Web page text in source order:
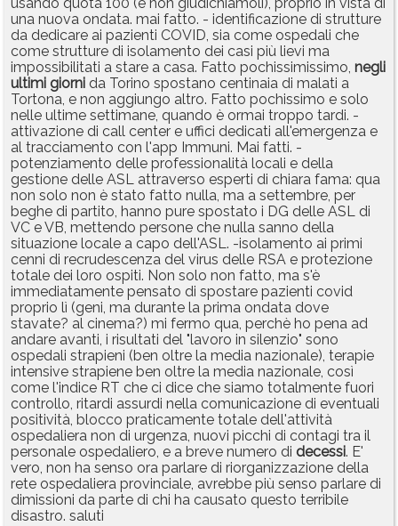
usando quota 100 (e non giudichiamoli), proprio in vista di
una nuova ondata. mai fatto. - identificazione di strutture
da dedicare ai pazienti COVID, sia come ospedali che
come strutture di isolamento dei casi più lievi ma
impossibilitati a stare a casa. Fatto pochissimissimo, negli
ultimi giorni da Torino spostano centinaia di malati a
Tortona, e non aggiungo altro. Fatto pochissimo e solo
nelle ultime settimane, quando è ormai troppo tardi. -
attivazione di call center e uffici dedicati all'emergenza e
al tracciamento con l'app Immuni. Mai fatti. -
potenziamento delle professionalità locali e della
gestione delle ASL attraverso esperti di chiara fama: qua
non solo non è stato fatto nulla, ma a settembre, per
beghe di partito, hanno pure spostato i DG delle ASL di
VC e VB, mettendo persone che nulla sanno della
situazione locale a capo dell'ASL. -isolamento ai primi
cenni di recrudescenza del virus delle RSA e protezione
totale dei loro ospiti. Non solo non fatto, ma s'è
immediatamente pensato di spostare pazienti covid
proprio lì (geni, ma durante la prima ondata dove
stavate? al cinema?) mi fermo qua, perchè ho pena ad
andare avanti, i risultati del "lavoro in silenzio" sono
ospedali strapieni (ben oltre la media nazionale), terapie
intensive strapiene ben oltre la media nazionale, così
come l'indice RT che ci dice che siamo totalmente fuori
controllo, ritardi assurdi nella comunicazione di eventuali
positività, blocco praticamente totale dell'attività
ospedaliera non di urgenza, nuovi picchi di contagi tra il
personale ospedaliero, e a breve numero di decessi. E'
vero, non ha senso ora parlare di riorganizzazione della
rete ospedaliera provinciale, avrebbe più senso parlare di
dimissioni da parte di chi ha causato questo terribile
disastro. saluti